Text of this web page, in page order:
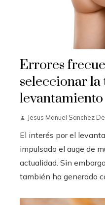
Errores
seleccionar la
Jesus Manuel Sanchez
El interés por el
impulsado el auge de
actualidad. Sin
también ha generado